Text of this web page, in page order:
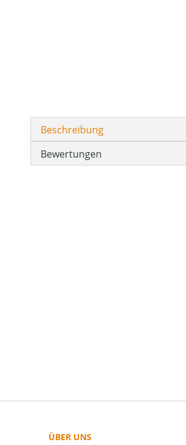
Beschreibung
Bewertungen
ÜBER UNS